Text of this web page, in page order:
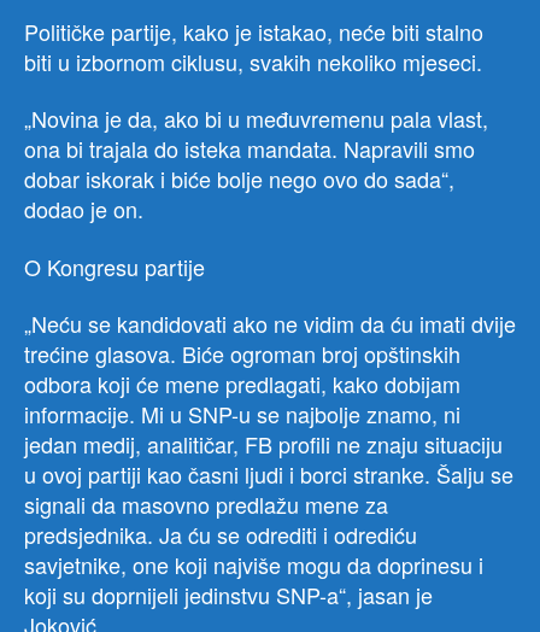
Političke partije, kako je istakao, neće biti stalno
biti u izbornom ciklusu, svakih nekoliko mjeseci.
„Novina je da, ako bi u međuvremenu pala vlast,
ona bi trajala do isteka mandata. Napravili smo
dobar iskorak i biće bolje nego ovo do sada“,
dodao je on.
O Kongresu partije
„Neću se kandidovati ako ne vidim da ću imati dvije
trećine glasova. Biće ogroman broj opštinskih
odbora koji će mene predlagati, kako dobijam
informacije. Mi u SNP-u se najbolje znamo, ni
jedan medij, analitičar, FB profili ne znaju situaciju
u ovoj partiji kao časni ljudi i borci stranke. Šalju se
signali da masovno predlažu mene za
predsjednika. Ja ću se odrediti i odrediću
savjetnike, one koji najviše mogu da doprinesu i
koji su doprnijeli jedinstvu SNP-a“, jasan je
Joković.